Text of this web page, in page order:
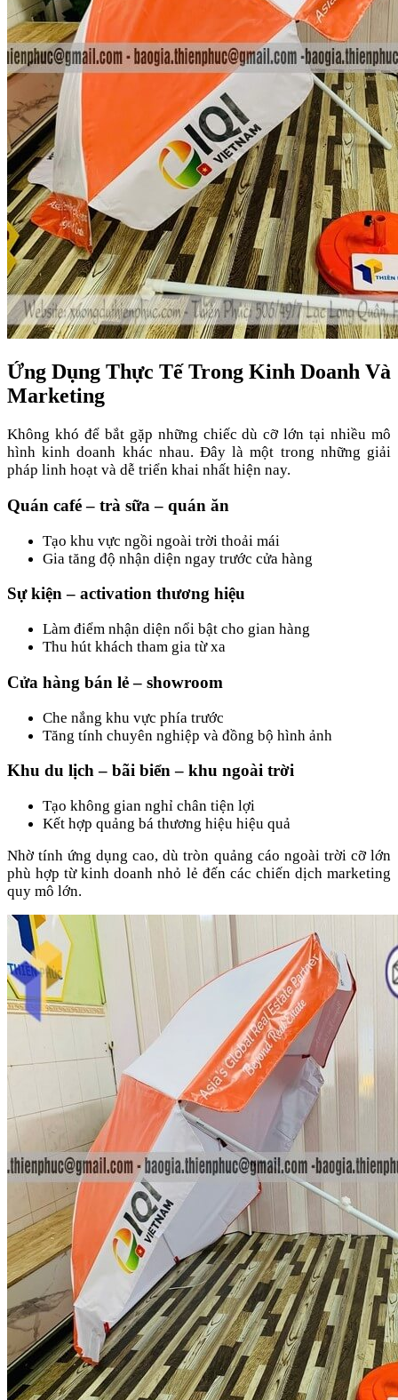
Ứng Dụng Thực Tế Trong Kinh Doanh Và
Marketing
Không khó để bắt gặp những chiếc dù cỡ lớn tại nhiều mô
hình kinh doanh khác nhau. Đây là một trong những giải
pháp linh hoạt và dễ triển khai nhất hiện nay.
Quán café – trà sữa – quán ăn
Tạo khu vực ngồi ngoài trời thoải mái
Gia tăng độ nhận diện ngay trước cửa hàng
Sự kiện – activation thương hiệu
Làm điểm nhận diện nổi bật cho gian hàng
Thu hút khách tham gia từ xa
Cửa hàng bán lẻ – showroom
Che nắng khu vực phía trước
Tăng tính chuyên nghiệp và đồng bộ hình ảnh
Khu du lịch – bãi biển – khu ngoài trời
Tạo không gian nghỉ chân tiện lợi
Kết hợp quảng bá thương hiệu hiệu quả
Nhờ tính ứng dụng cao, dù tròn quảng cáo ngoài trời cỡ lớn
phù hợp từ kinh doanh nhỏ lẻ đến các chiến dịch marketing
quy mô lớn.